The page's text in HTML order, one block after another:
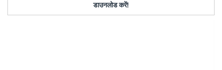
डाउनलोड करें!